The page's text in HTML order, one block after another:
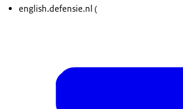
english.defensie.nl (